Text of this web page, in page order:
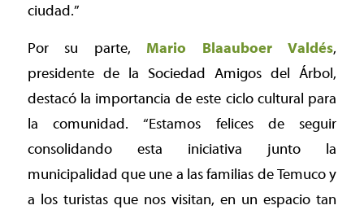
ciudad.”
Por su parte, Mario Blaauboer Valdés,
presidente de la Sociedad Amigos del Árbol,
destacó la importancia de este ciclo cultural para
la comunidad.“Estamos felices de seguir
consolidando esta iniciativa junto la
municipalidad que une a las familias de Temuco y
a los turistas que nos visitan, en un espacio tan